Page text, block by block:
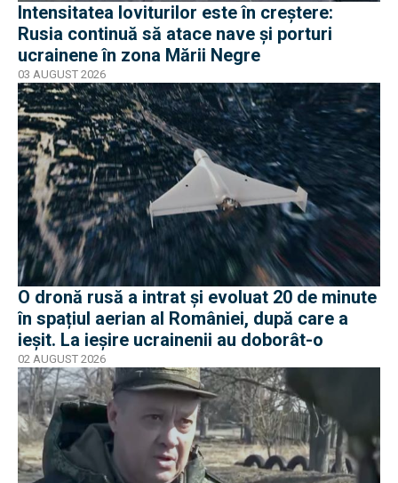
Intensitatea loviturilor este în creștere:
Rusia continuă să atace nave și porturi
ucrainene în zona Mării Negre
03 AUGUST 2026
O dronă rusă a intrat și evoluat 20 de minute
în spațiul aerian al României, după care a
ieșit. La ieșire ucrainenii au doborât-o
02 AUGUST 2026